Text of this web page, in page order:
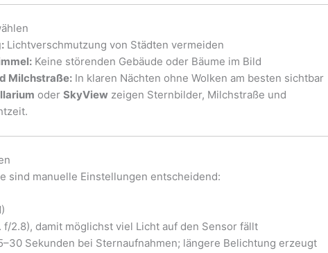
Lichtverschmutzung von Städten vermeiden
Keine störenden Gebäude oder Bäume im Bild
Milchstraße: In klaren Nächten ohne Wolken am besten sichtbar
oderSkyView zeigen Sternbilder, Milchstraße und
sind manuelle Einstellungen entscheidend:
f/2.8), damit möglichst viel Licht auf den Sensor fällt
Sekunden bei Sternaufnahmen; längere Belichtung erzeugt